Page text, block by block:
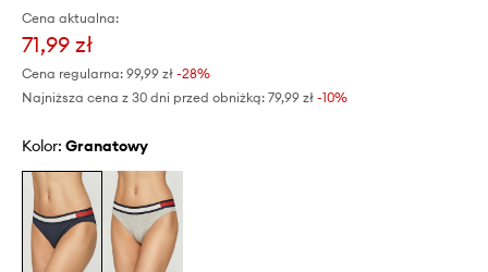
Cena aktualna:
71,99 zł
Cena regularna: 99,99 zł -28%
Najniższa cena z 30 dni przed obniżką: 79,99 zł -10%
Kolor: granatowy